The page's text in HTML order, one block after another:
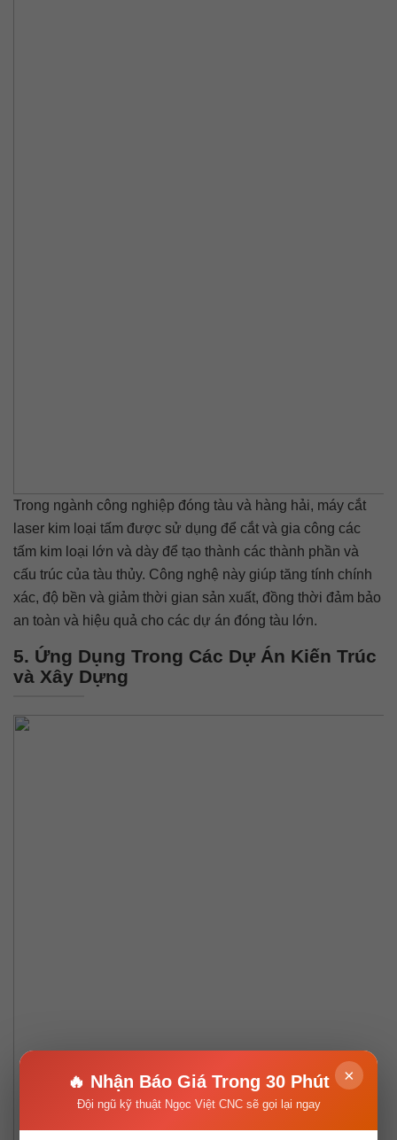
Trong ngành công nghiệp đóng tàu và hàng hải, máy cắt
laser kim loại tấm được sử dụng để cắt và gia công các
tấm kim loại lớn và dày để tạo thành các thành phần và
cấu trúc của tàu thủy. Công nghệ này giúp tăng tính chính
xác, độ bền và giảm thời gian sản xuất, đồng thời đảm bảo
an toàn và hiệu quả cho các dự án đóng tàu lớn.
5. Ứng Dụng Trong Các Dự Án Kiến Trúc
và Xây Dựng
×
🔥 Nhận Báo Giá Trong 30 Phút
Đội ngũ kỹ thuật Ngọc Việt CNC sẽ gọi lại ngay